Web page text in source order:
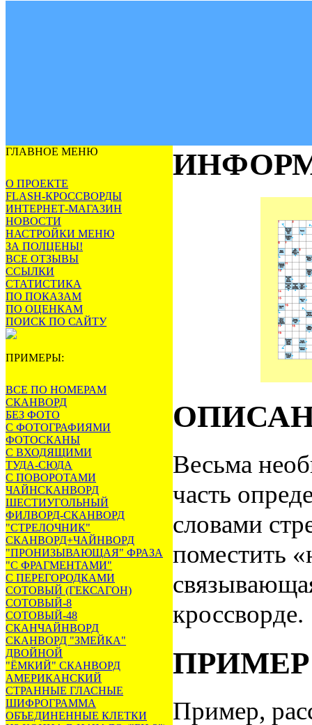
ГЛАВНОЕ МЕНЮ
О ПРОЕКТЕ
FLASH-КРОССВОРДЫ
ИНТЕРНЕТ-МАГАЗИН
НОВОСТИ
НАСТРОЙКИ МЕНЮ
ЗА ПОЛЦЕНЫ!
ВСЕ ОТЗЫВЫ
ССЫЛКИ
СТАТИСТИКА
ПО ПОКАЗАМ
ПО ОЦЕНКАМ
ПОИСК ПО САЙТУ
ПРИМЕРЫ:
ВСЕ ПО НОМЕРАМ
СКАНВОРД
БЕЗ ФОТО
С ФОТОГРАФИЯМИ
ФОТОСКАНЫ
С ВХОДЯЩИМИ
ТУДА-СЮДА
С ПОВОРОТАМИ
ЧАЙНСКАНВОРД
ШЕСТИУГОЛЬНЫЙ
ФИЛВОРД-СКАНВОРД
"СТРЕЛОЧНИК"
СКАНВОРД+ЧАЙНВОРД
"ПРОНИЗЫВАЮЩАЯ" ФРАЗА
"С ФРАГМЕНТАМИ"
С ПЕРЕГОРОДКАМИ
СОТОВЫЙ (ГЕКСАГОН)
СОТОВЫЙ-8
СОТОВЫЙ-48
СКАНЧАЙНВОРД
СКАНВОРД "ЗМЕЙКА"
ДВОЙНОЙ
"ЁМКИЙ" СКАНВОРД
АМЕРИКАНСКИЙ
СТРАННЫЕ ГЛАСНЫЕ
ШИФРОГРАММА
ОБЪЕДИНЕННЫЕ КЛЕТКИ
Весьма
часть
словами
поместить
кроссворде.
ПРИМЕР
Пример,